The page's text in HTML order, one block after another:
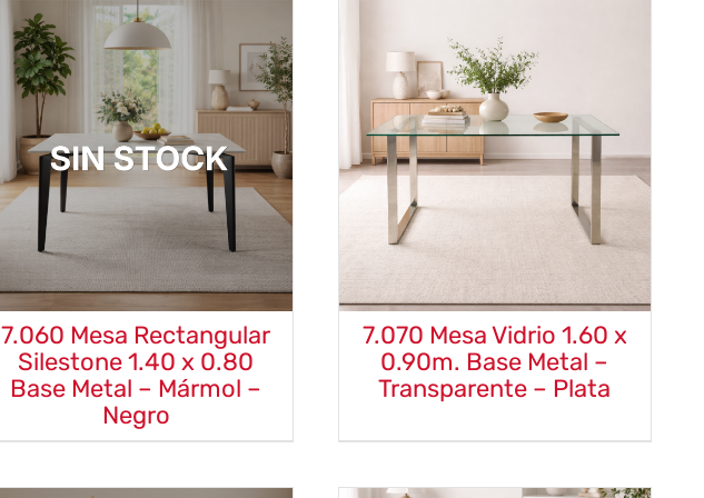
7.060 Mesa Rectangular
Silestone 1.40 x 0.80
Base Metal – Mármol –
Negro
7.070 Mesa Vidrio 1.60 x
0.90m. Base Metal –
Transparente – Plata